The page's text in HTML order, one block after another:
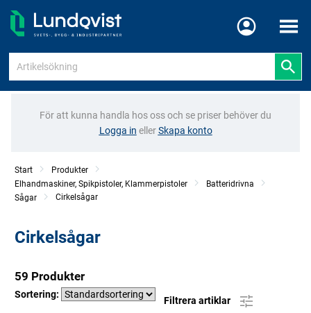
Meny
För att kunna handla hos oss och se priser behöver du
Logga in ellerSkapa konto
Start
Produkter
Elhandmaskiner, Spikpistoler, Klammerpistoler
Batteridrivna
Sågar
Cirkelsågar
Cirkelsågar
59 Produkter
Sortering:
Filtrera artiklar